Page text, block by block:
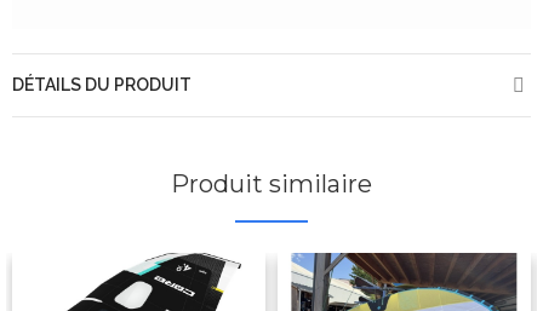
DÉTAILS DU PRODUIT
Produit similaire